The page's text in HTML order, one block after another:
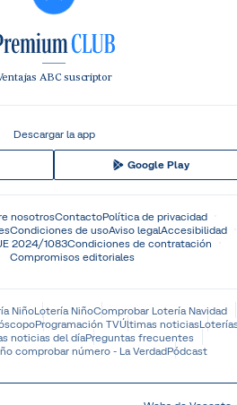
ABC suscriptor
Descargar la app
Google Play
nosotrosContactoPolítica de privacidad
Condiciones de usoAviso legalAccesibilidad
2024/1083Condiciones de contratación
Compromisos editoriales
NiñoLotería NiñoComprobar Lotería Navidad
Programación TVÚltimas noticias
noticias del díaPreguntas frecuentes
comprobar número - La VerdadPódcast